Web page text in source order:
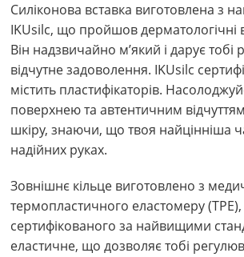
Силіконова вставка виготовлена з
IKUsilc, що пройшов дерматологічні
Він надзвичайно м’який і дарує тобі
відчутне задоволення. IKUsilc
містить пластифікаторів.
поверхнею та автентичним
шкіру, знаючи, що твоя найцінніша
надійних руках.
Зовнішнє кільце виготовлено з
термопластичного еластомеру (TPE),
сертифікованого за найвищими
еластичне, що дозволяє тобі